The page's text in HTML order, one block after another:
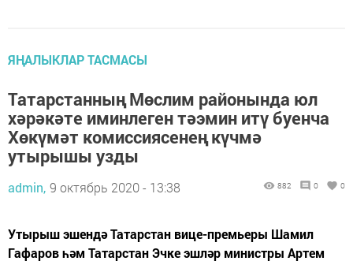
ЯҢАЛЫКЛАР ТАСМАСЫ
Татарстанның Мөслим районында юл
хәрәкәте иминлеген тәэмин итү буенча
Хөкүмәт комиссиясенең күчмә
утырышы узды
admin, 9 октябрь 2020 - 13:38 882 0 0
Утырыш эшендә Татарстан вице-премьеры Шамил
Гафаров һәм Татарстан Эчке эшләр министры Артем